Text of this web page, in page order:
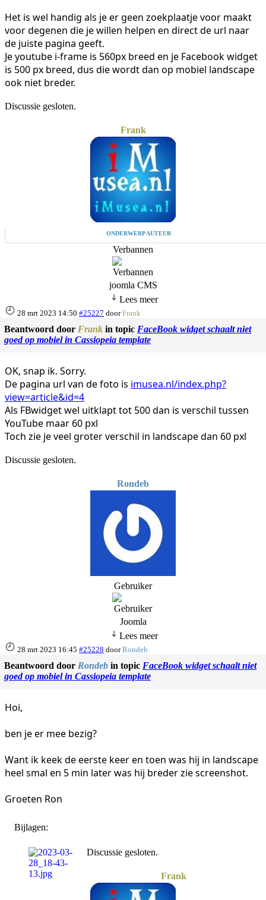
Het is wel handig als je er geen zoekplaatje voor maakt
voor degenen die je willen helpen en direct de url naar
de juiste pagina geeft.
Je youtube i-frame is 560px breed en je Facebook widget
is 500 px breed, dus die wordt dan op mobiel landscape
ook niet breder.
Discussie gesloten.
Frank
ONDERWERP AUTEUR
Verbannen
joomla CMS
Lees meer
28 mrt 2023 14:50 #25227 doorFrank
Beantwoord door Frank in topic FaceBook widget schaalt niet
goed op mobiel in Cassiopeia template
OK, snap ik. Sorry.
De pagina url van de foto is imusea.nl/index.php?
view=article&id=4
Als FBwidget wel uitklapt tot 500 dan is verschil tussen
YouTube maar 60 pxl
Toch zie je veel groter verschil in landscape dan 60 pxl
Discussie gesloten.
Rondeb
Gebruiker
Joomla
Lees meer
28 mrt 2023 16:45 #25228 doorRondeb
Beantwoord door Rondeb in topic FaceBook widget schaalt niet
goed op mobiel in Cassiopeia template
Hoi,
ben je er mee bezig?
Want ik keek de eerste keer en toen was hij in landscape
heel smal en 5 min later was hij breder zie screenshot.
Groeten Ron
Bijlagen:
Discussie gesloten.
Frank